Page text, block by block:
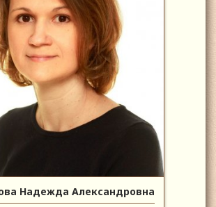
Надежда Александровна